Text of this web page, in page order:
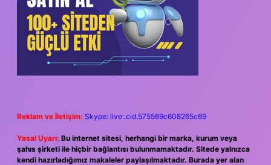
Reklam ve İletişim: Skype: live:.cid.575569c608265c69
Yasal Uyarı: Bu internet sitesi, herhangi bir marka, kurum veya
şahıs şirketi ile hiçbir bağlantısı bulunmamaktadır. Sitede yalnızca
kendi hazırladığımız makaleler paylaşılmaktadır. Burada yer alan